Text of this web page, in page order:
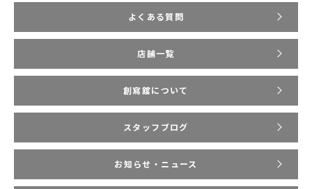
よくある質問
店舗一覧
創寫舘について
スタッフブログ
お知らせ・ニュース